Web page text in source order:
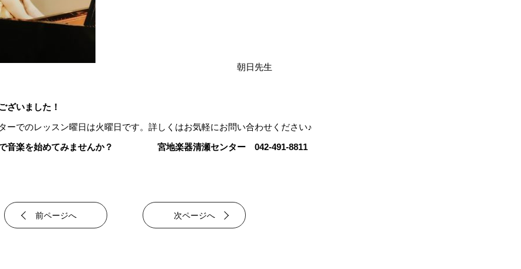
朝日先生
ざいました！
ーでのレッスン曜日は火曜日です。詳しくはお気軽にお問い合わせください♪
音楽を始めてみませんか？ 宮地楽器清瀬センター 042-491-8811
前ページへ 次ページへ